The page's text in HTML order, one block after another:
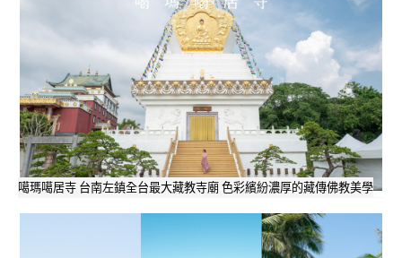
噶瑪噶居寺 台南左鎮全台最大藏教寺廟 色彩繽紛濃厚的藏傳佛教美學